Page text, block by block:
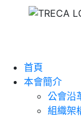
首頁
本會簡介
公會沿
組織架